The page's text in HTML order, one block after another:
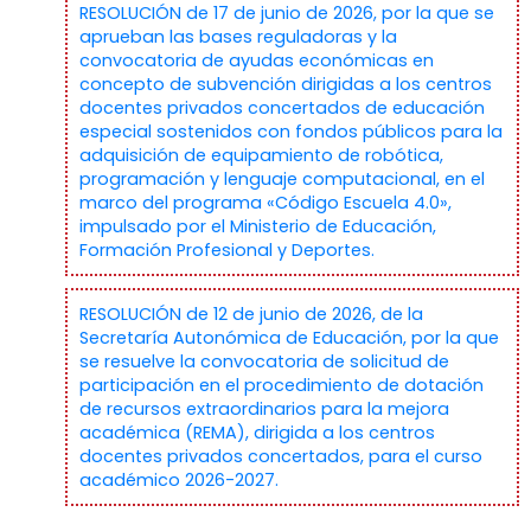
RESOLUCIÓN de 17 de junio de 2026, por la que se
aprueban las bases reguladoras y la
convocatoria de ayudas económicas en
concepto de subvención dirigidas a los centros
docentes privados concertados de educación
especial sostenidos con fondos públicos para la
adquisición de equipamiento de robótica,
programación y lenguaje computacional, en el
marco del programa «Código Escuela 4.0»,
impulsado por el Ministerio de Educación,
Formación Profesional y Deportes.
RESOLUCIÓN de 12 de junio de 2026, de la
Secretaría Autonómica de Educación, por la que
se resuelve la convocatoria de solicitud de
participación en el procedimiento de dotación
de recursos extraordinarios para la mejora
académica (REMA), dirigida a los centros
docentes privados concertados, para el curso
académico 2026-2027.